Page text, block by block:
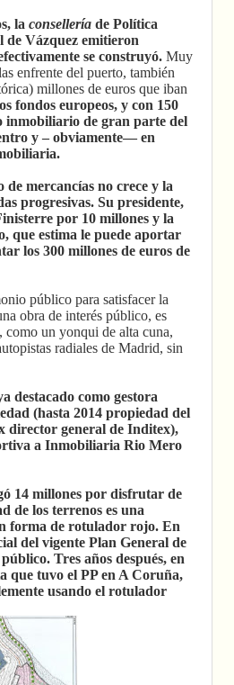
la consellería de Política
Vázquez emitieron
se construyó. Muy
enfrente del puerto, también
millones de euros que iban
fondos europeos, y con 150
inmobiliario de gran parte del
y – obviamente— en
mercancías no crece y la
progresivas. Su presidente,
por 10 millones y la
que estima le puede aportar
los 300 millones de euros de
público para satisfacer la
obra de interés público, es
un yonqui de alta cuna,
radiales de Madrid, sin
destacado como gestora
(hasta 2014 propiedad del
director general de Inditex),
a Inmobiliaria Rio Mero
14 millones por disfrutar de
de los terrenos es una
forma de rotulador rojo. En
del vigente Plan General de
Tres años después, en
que tuvo el PP en A Coruña,
usando el rotulador